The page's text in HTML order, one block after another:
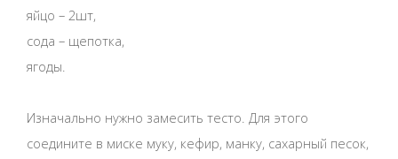
яйцо – 2шт,
сода – щепотка,
ягоды.
Изначально нужно замесить тесто. Для этого
соедините в миске муку, кефир, манку, сахарный песок,